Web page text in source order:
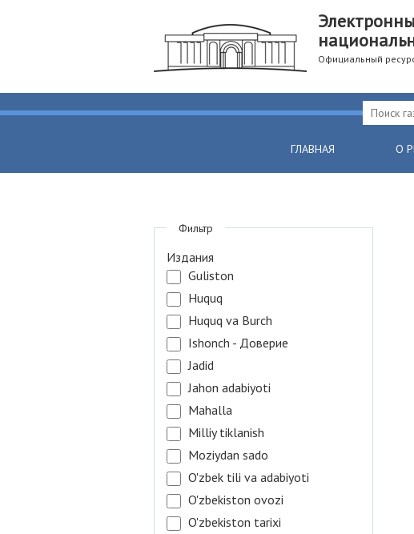
Официальный
ГЛАВНАЯ О
Фильтр
Издания
Guliston
Huquq
Huquq va Burch
Ishonch - Доверие
Jadid
Jahon adabiyoti
Mahalla
Milliy tiklanish
Moziydan sado
O'zbek tili va adabiyoti
O'zbekiston ovozi
O'zbekiston tarixi